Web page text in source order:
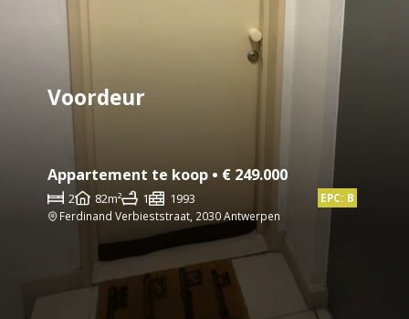
Voordeur
Appartement te koop • € 249.000
2 82m² 1 1993
EPC: B
Ferdinand Verbieststraat, 2030 Antwerpen